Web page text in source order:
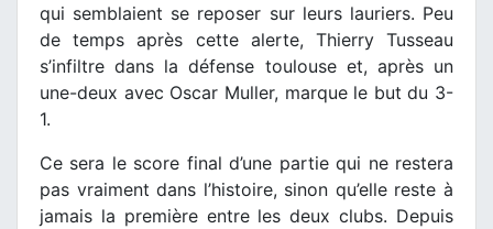
qui semblaient se reposer sur leurs lauriers. Peu
de temps après cette alerte, Thierry Tusseau
s’infiltre dans la défense toulouse et, après un
une-deux avec Oscar Muller, marque le but du 3-
1.
Ce sera le score final d’une partie qui ne restera
pas vraiment dans l’histoire, sinon qu’elle reste à
jamais la première entre les deux clubs. Depuis